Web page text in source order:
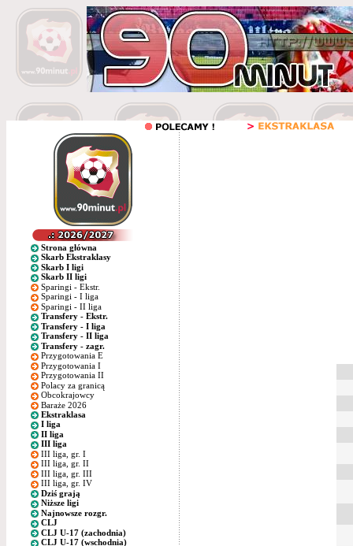
Strona główna
Skarb Ekstraklasy
Skarb I ligi
Skarb II ligi
Sparingi - Ekstr.
Sparingi - I liga
Sparingi - II liga
Transfery - Ekstr.
Transfery - I liga
Transfery - II liga
Transfery - zagr.
Przygotowania E
Przygotowania I
Przygotowania II
Polacy za granicą
Obcokrajowcy
Baraże 2026
Ekstraklasa
I liga
II liga
III liga
III liga, gr. I
III liga, gr. II
III liga, gr. III
III liga, gr. IV
Dziś grają
Niższe ligi
Najnowsze rozgr.
CLJ
CLJ U-17 (zachodnia)
CLJ U-17 (wschodnia)